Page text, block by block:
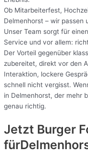
Ob Mitarbeiterfest,
Delmenhorst – wir passen
Unser Team sorgt für
Service und vor allem:
Der Vorteil gegenüber
zubereitet, direkt vor den
Interaktion, lockere
schnell nicht vergisst.
in Delmenhorst, der mehr
genau richtig.
Jetzt Burger